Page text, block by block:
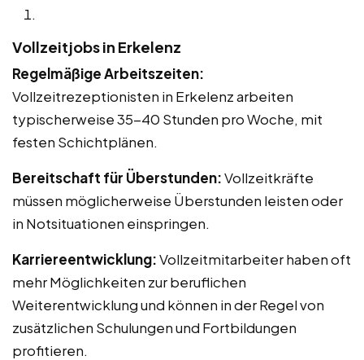
Vollzeitjobs in Erkelenz
Regelmäßige Arbeitszeiten:
Vollzeitrezeptionisten in Erkelenz arbeiten
typischerweise 35-40 Stunden pro Woche, mit
festen Schichtplänen.
Bereitschaft für Überstunden:Vollzeitkräfte
müssen möglicherweise Überstunden leisten oder
in Notsituationen einspringen.
Karriereentwicklung:Vollzeitmitarbeiter haben oft
mehr Möglichkeiten zur beruflichen
Weiterentwicklung und können in der Regel von
zusätzlichen Schulungen und Fortbildungen
profitieren.